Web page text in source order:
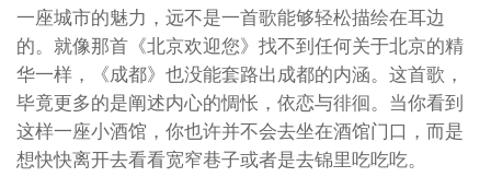
一座城市的魅力，远不是一首歌能够轻松描绘在耳边
的。就像那首《北京欢迎您》找不到任何关于北京的精
华一样，《成都》也没能套路出成都的内涵。这首歌，
毕竟更多的是阐述内心的惆怅，依恋与徘徊。当你看到
这样一座小酒馆，你也许并不会去坐在酒馆门口，而是
想快快离开去看看宽窄巷子或者是去锦里吃吃吃。